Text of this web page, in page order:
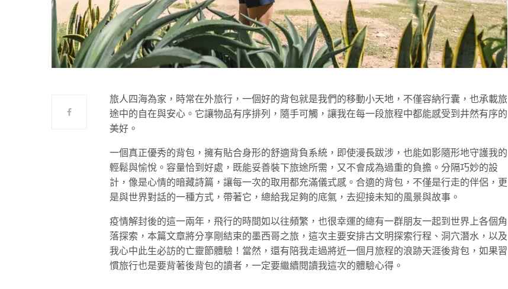
旅人四海為家，時常在外旅行，一個好的背包就是我們的移動小天地，不僅容納行囊，也承載旅
途中的自在與安心。它讓物品有序排列，隨手可觸，讓我在每一段旅程中都能感受到井然有序的
美好。
一個真正優秀的背包，擁有貼合身形的舒適背負系統，即使漫長跋涉，也能如影隨形地守護我的
輕鬆與愉悅。容量恰到好處，既能妥善裝下旅途所需，又不會成為過重的負擔。分隔巧妙的設
計，像是心情的暗藏詩篇，讓每一次的取用都充滿儀式感。合適的背包，不僅是行走的伴侶，更
是與世界對話的一種方式，帶著它，總給我足夠的底氣，去迎接未知的風景與故事。
疫情解封後的這一兩年，飛行的時間如以往頻繁，也很幸運的總有一群朋友一起到世界上各個角
落探索，本篇文章將分享剛結束的墨西哥之旅，這次主要安排古文明探索行程、洞穴潛水，以及
我心中此生必訪的亡靈節體驗！當然，還有陪我走過將近一個月旅程的浪跡天涯後背包，如果習
慣旅行也是要背著後背包的讀者，一定要繼續閱讀我這次的體驗心得。